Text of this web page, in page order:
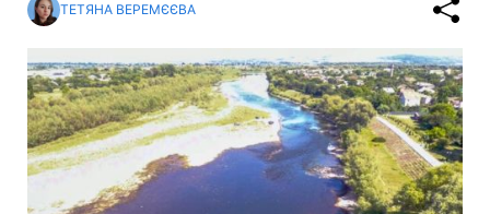
ТЕТЯНА ВЕРЕМЄЄВА